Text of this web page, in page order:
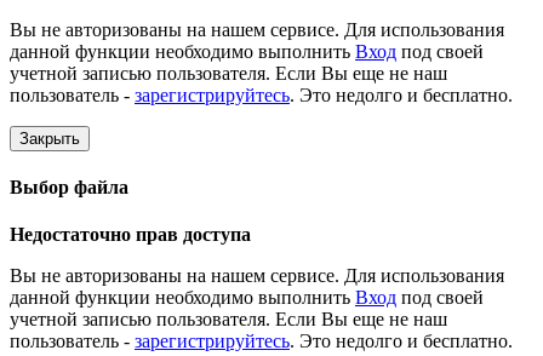
Вы не авторизованы на нашем сервисе. Для использования
данной функции необходимо выполнить Вход под своей
учетной записью пользователя. Если Вы еще не наш
пользователь - зарегистрируйтесь. Это недолго и бесплатно.
Закрыть
Выбор файла
Недостаточно прав доступа
Вы не авторизованы на нашем сервисе. Для использования
данной функции необходимо выполнить Вход под своей
учетной записью пользователя. Если Вы еще не наш
пользователь - зарегистрируйтесь. Это недолго и бесплатно.